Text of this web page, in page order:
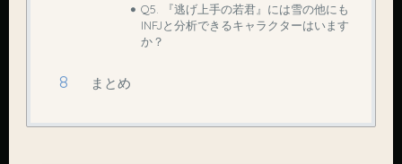
Q5. 『逃げ上手の若君』には雪の他にも
INFJと分析できるキャラクターはいます
か？
まとめ